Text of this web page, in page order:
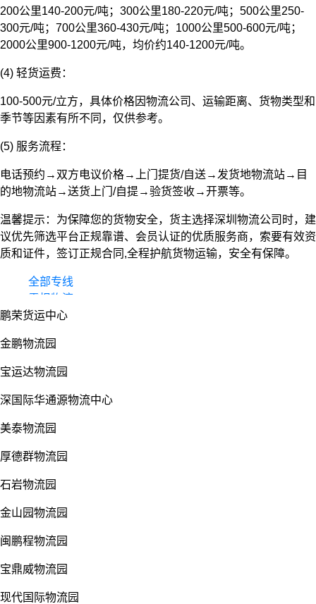
200公里140-200元/吨；300公里180-220元/吨；500公里250-
300元/吨；700公里360-430元/吨；1000公里500-600元/吨；
2000公里900-1200元/吨，均价约140-1200元/吨。
(4) 轻货运费：
100-500元/立方，具体价格因物流公司、运输距离、货物类型和
季节等因素有所不同，仅供参考。
(5) 服务流程：
电话预约→双方电议价格→上门提货/自送→发货地物流站→目
的地物流站→送货上门/自提→验货签收→开票等。
温馨提示：为保障您的货物安全，货主选择深圳物流公司时，建
议优先筛选平台正规靠谱、会员认证的优质服务商，索要有效资
质和证件，签订正规合同,全程护航货物运输，安全有保障。
全部专线
零担物流
整车货运
鹏荣货运中心
金鹏物流园
宝运达物流园
深国际华通源物流中心
美泰物流园
厚德群物流园
石岩物流园
金山园物流园
闽鹏程物流园
宝鼎威物流园
现代国际物流园